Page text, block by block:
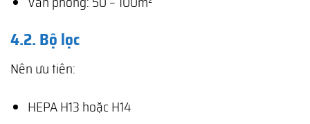
4.2. Bộ lọc
Nên ưu tiên:
HEPA H13 hoặc H14